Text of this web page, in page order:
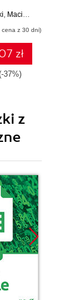
w
Maciej Pakulski
cena z 30 dni)
zł
37%)
z